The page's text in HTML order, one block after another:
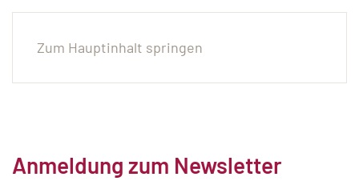
Zum Hauptinhalt springen
Anmeldung zum Newsletter